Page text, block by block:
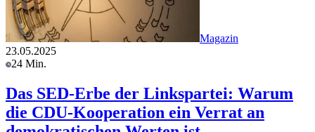
Magazin
23.05.2025
24 Min.
Das SED-Erbe der Linkspartei: Warum
die CDU-Kooperation ein Verrat an